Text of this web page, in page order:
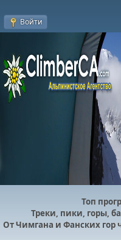
Войти
Топ
Треки, пики, горы,
От Чимгана и Фанских гор